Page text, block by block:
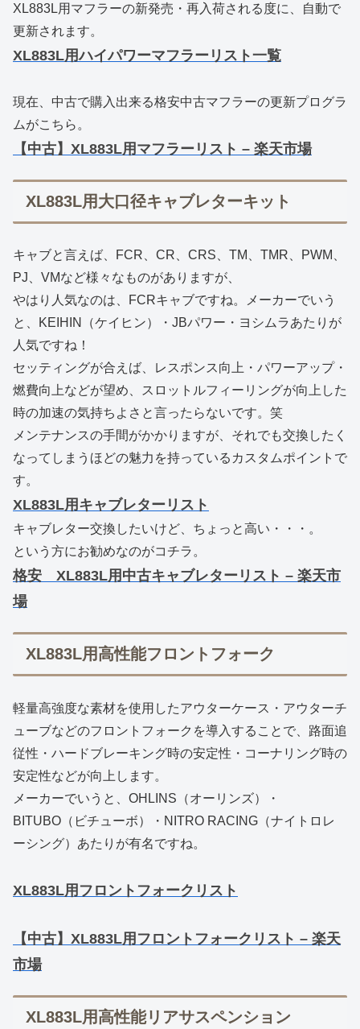
XL883L用マフラーの新発売・再入荷される度に、自動で
更新されます。
XL883L用ハイパワーマフラーリスト一覧
現在、中古で購入出来る格安中古マフラーの更新プログラ
ムがこちら。
【中古】XL883L用マフラーリスト – 楽天市場
XL883L用大口径キャブレターキット
キャブと言えば、FCR、CR、CRS、TM、TMR、PWM、
PJ、VMなど様々なものがありますが、
やはり人気なのは、FCRキャブですね。メーカーでいう
と、KEIHIN（ケイヒン）・JBパワー・ヨシムラあたりが
人気ですね！
セッティングが合えば、レスポンス向上・パワーアップ・
燃費向上などが望め、スロットルフィーリングが向上した
時の加速の気持ちよさと言ったらないです。笑
メンテナンスの手間がかかりますが、それでも交換したく
なってしまうほどの魅力を持っているカスタムポイントで
す。
XL883L用キャブレターリスト
キャブレター交換したいけど、ちょっと高い・・・。
という方にお勧めなのがコチラ。
格安 XL883L用中古キャブレターリスト – 楽天市
場
XL883L用高性能フロントフォーク
軽量高強度な素材を使用したアウターケース・アウターチ
ューブなどのフロントフォークを導入することで、路面追
従性・ハードブレーキング時の安定性・コーナリング時の
安定性などが向上します。
メーカーでいうと、OHLINS（オーリンズ）・
BITUBO（ビチューボ）・NITRO RACING（ナイトロレ
ーシング）あたりが有名ですね。
XL883L用フロントフォークリスト
【中古】XL883L用フロントフォークリスト – 楽天
市場
XL883L用高性能リアサスペンション